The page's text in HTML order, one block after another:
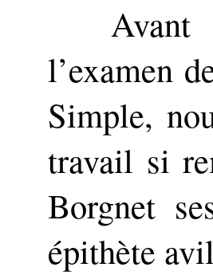
Avant
l’examen
Simple,
travail si
Borgnet
épithète